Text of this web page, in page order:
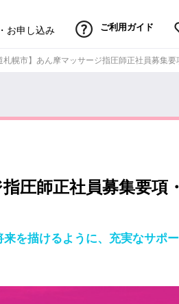
お申し込み ご利用ガイド
札幌市】あん摩マッサージ指圧師正社員募集
圧師正社員募集要項
を描けるように、充実なサポ